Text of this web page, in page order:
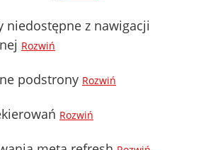
niedostępne z nawigacji
Rozwiń
podstrony Rozwiń
Rozwiń